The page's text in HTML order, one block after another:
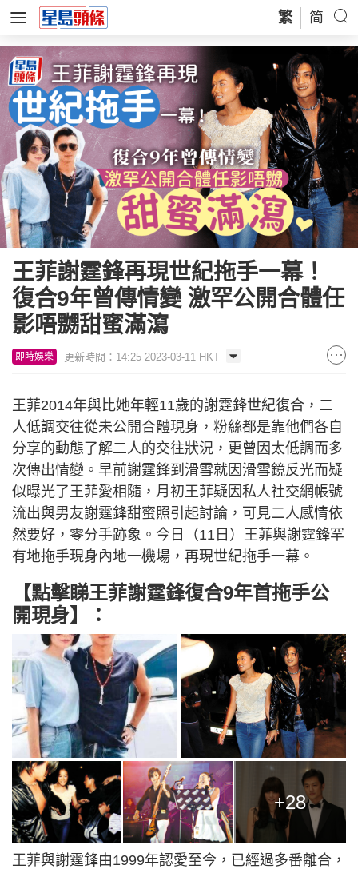
繁 简
王菲謝霆鋒再現世紀拖手一幕！
復合9年曾傳情變 激罕公開合體任
影唔嬲甜蜜滿瀉
即時娛樂 更新時間：14:25 2023-03-11 HKT
王菲2014年與比她年輕11歲的謝霆鋒世紀復合，二
人低調交往從未公開合體現身，粉絲都是靠他們各自
分享的動態了解二人的交往狀況，更曾因太低調而多
次傳出情變。早前謝霆鋒到滑雪就因滑雪鏡反光而疑
似曝光了王菲愛相隨，月初王菲疑因私人社交網帳號
流出與男友謝霆鋒甜蜜照引起討論，可見二人感情依
然要好，零分手跡象。今日（11日）王菲與謝霆鋒罕
有地拖手現身內地一機場，再現世紀拖手一幕。
【點擊睇王菲謝霆鋒復合9年首拖手公
開現身】：
+28
王菲與謝霆鋒由1999年認愛至今，已經過多番離合，